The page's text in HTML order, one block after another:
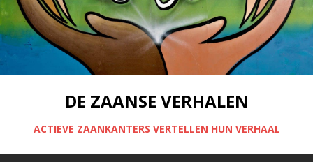
DE ZAANSE VERHALEN
ACTIEVE ZAANKANTERS VERTELLEN HUN VERHAAL